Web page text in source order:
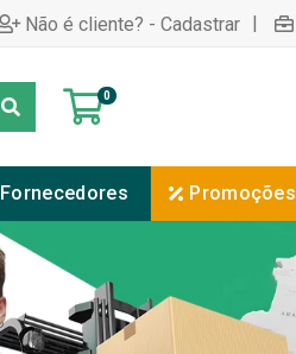
Não é cliente? - Cadastrar |
0
Fornecedores Promoções